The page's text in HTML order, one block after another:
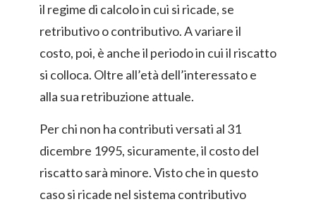
il regime di calcolo in cui si ricade, se
retributivo o contributivo. A variare il
costo, poi, è anche il periodo in cui il riscatto
si colloca. Oltre all’età dell’interessato e
alla sua retribuzione attuale.
Per chi non ha contributi versati al 31
dicembre 1995, sicuramente, il costo del
riscatto sarà minore. Visto che in questo
caso si ricade nel sistema contributivo